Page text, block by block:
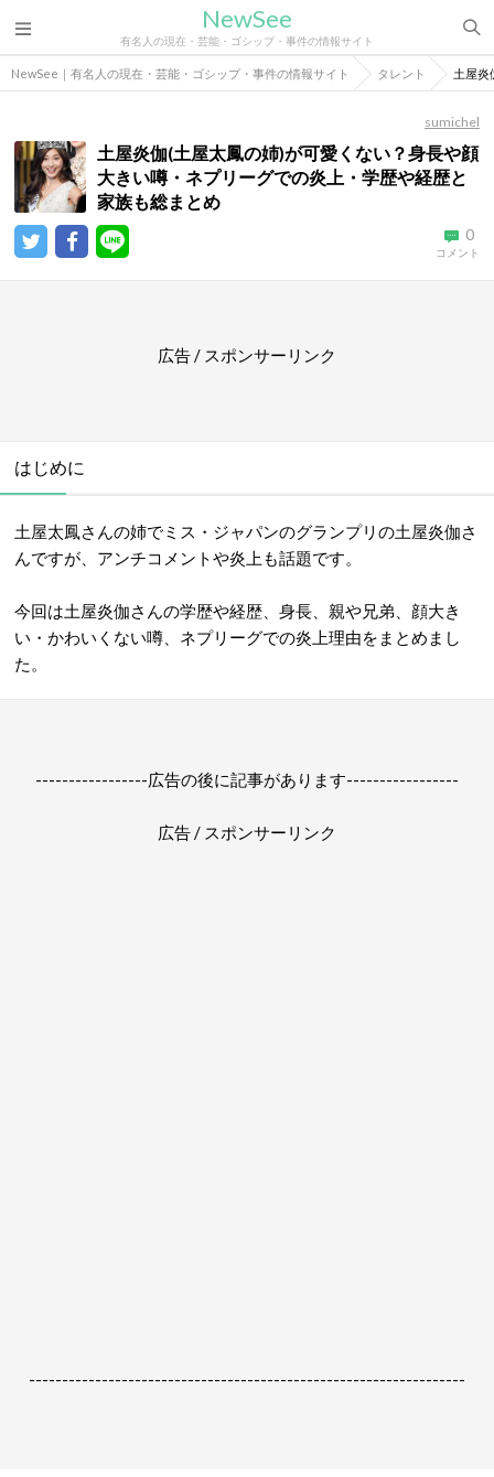
NewSee
有名人の現在・芸能・ゴシップ・事件の情報サイト
NewSee｜有名人の現在・芸能・ゴシップ・事件の情報サイト タレント 土屋炎
sumichel
土屋炎伽(土屋太鳳の姉)が可愛くない？身長や顔
大きい噂・ネプリーグでの炎上・学歴や経歴と
家族も総まとめ
0
コメント
広告 / スポンサーリンク
はじめに
土屋太鳳さんの姉でミス・ジャパンのグランプリの土屋炎伽さ
んですが、アンチコメントや炎上も話題です。
今回は土屋炎伽さんの学歴や経歴、身長、親や兄弟、顔大き
い・かわいくない噂、ネプリーグでの炎上理由をまとめまし
た。
-----------------広告の後に記事があります-----------------
広告 / スポンサーリンク
------------------------------------------------------------------